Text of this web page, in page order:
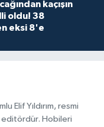
kaçışın
oldu! 38
eksi 8'e
Elif Yıldırım, resmi
editördür. Hobileri